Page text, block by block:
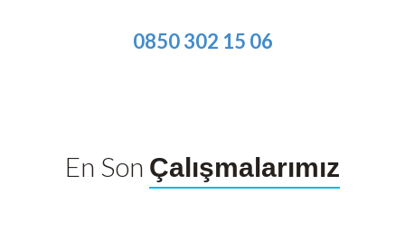
0850 302 15 06
En Son Çalışmalarımız